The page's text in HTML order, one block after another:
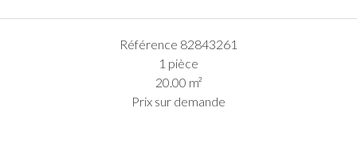
Référence 82843261
1 pièce
20.00 m²
Prix sur demande